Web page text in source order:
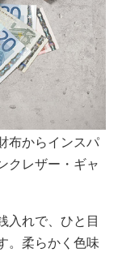
布からインスパ
クレザー・ギャ
入れで、ひと目
。柔らかく色味